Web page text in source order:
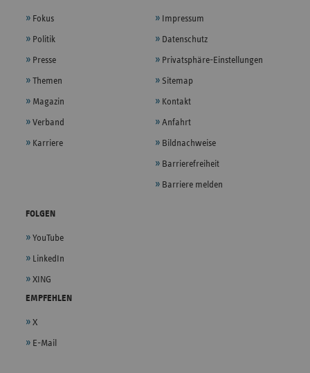
Fokus
Politik
Presse
Themen
Magazin
Verband
Karriere
Impressum
Datenschutz
Privatsphäre-Einstellungen
Sitemap
Kontakt
Anfahrt
Bildnachweise
Barrierefreiheit
Barriere melden
FOLGEN
YouTube
LinkedIn
XING
EMPFEHLEN
X
E-Mail